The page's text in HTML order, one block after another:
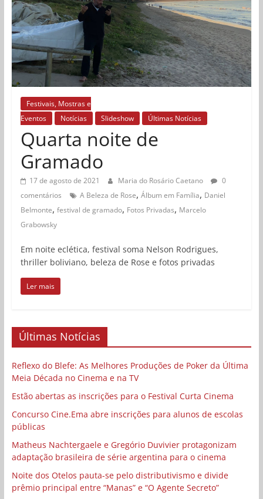
Festivais, Mostras e
Eventos
Notícias Slideshow Últimas Notícias
Quarta noite de
Gramado
17 de agosto de 2021 Maria do Rosário Caetano
0
comentários
A Beleza de Rose, Álbum em Família, Daniel
Belmonte, festival de gramado, Fotos Privadas, Marcelo
Grabowsky
Em noite eclética, festival soma Nelson Rodrigues,
thriller boliviano, beleza de Rose e fotos privadas
Ler mais
Últimas Notícias
Reflexo do Blefe: As Melhores Produções de Poker da Última
Meia Década no Cinema e na TV
Estão abertas as inscrições para o Festival Curta Cinema
Concurso Cine.Ema abre inscrições para alunos de escolas
públicas
Matheus Nachtergaele e Gregório Duvivier protagonizam
adaptação brasileira de série argentina para o cinema
Noite dos Otelos pauta-se pelo distributivismo e divide
prêmio principal entre “Manas” e “O Agente Secreto”